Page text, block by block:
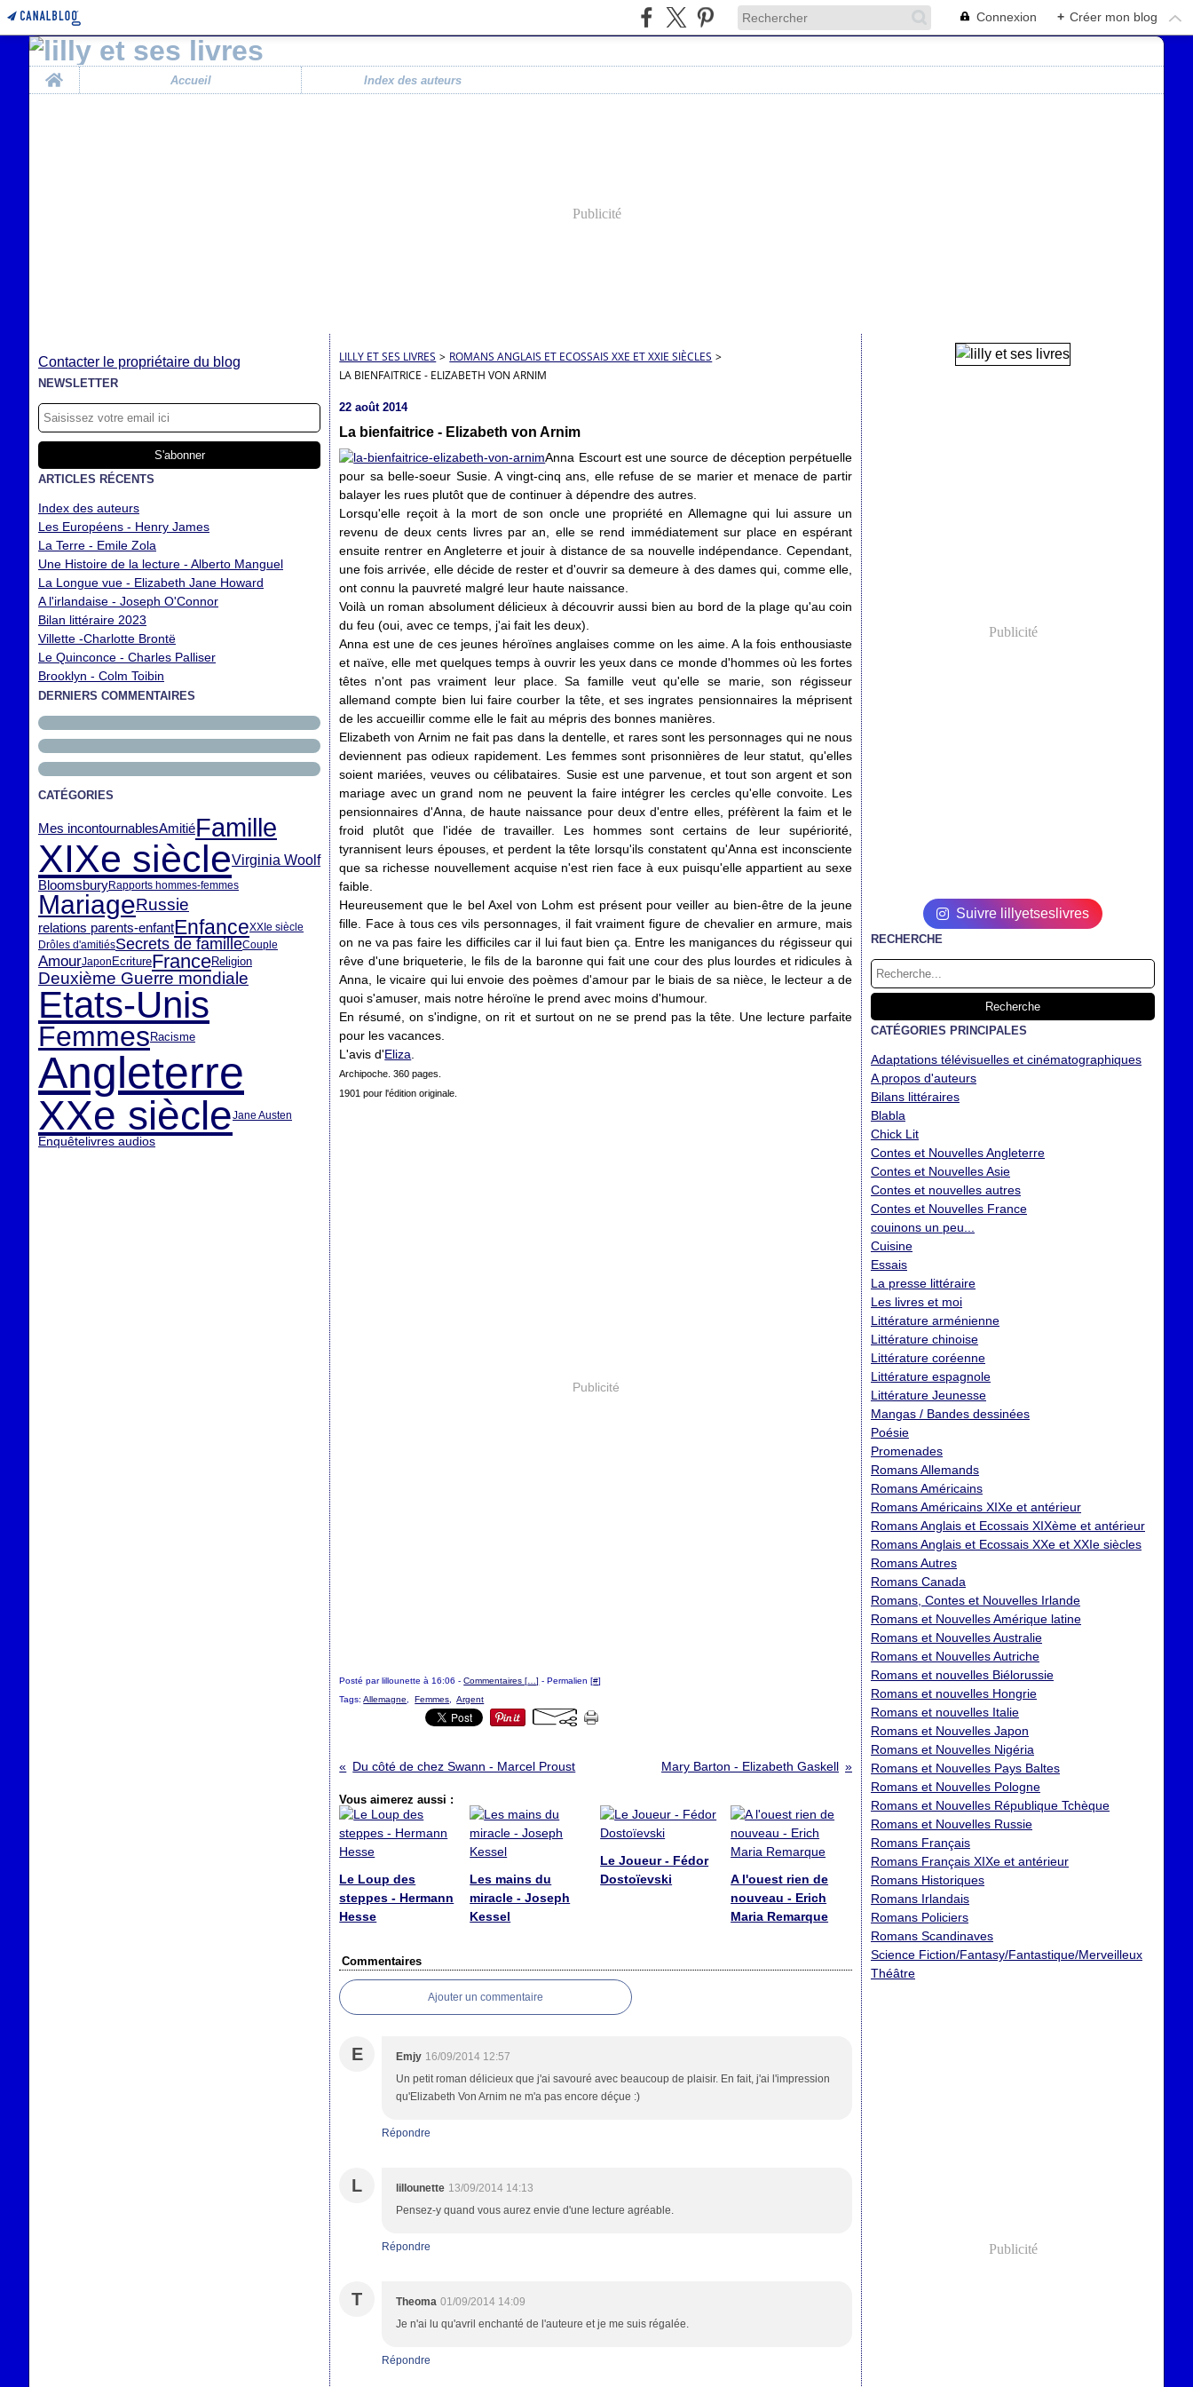
Connexion + Créer mon blog
Home
Accueil Index des auteurs
Publicité
Contacter le propriétaire du blog
NEWSLETTER
ARTICLES RÉCENTS
Index des auteurs
Les Européens - Henry James
La Terre - Emile Zola
Une Histoire de la lecture - Alberto Manguel
La Longue vue - Elizabeth Jane Howard
A l'irlandaise - Joseph O'Connor
Bilan littéraire 2023
Villette -Charlotte Brontë
Le Quinconce - Charles Palliser
Brooklyn - Colm Toibin
DERNIERS COMMENTAIRES
CATÉGORIES
Mes incontournablesAmitiéFamille
XIXe siècleVirginia Woolf
BloomsburyRapports hommes-femmes
MariageRussie
relations parents-enfantEnfanceXXIe siècle
Drôles d'amitiésSecrets de familleCouple
AmourJaponEcritureFranceReligion
Deuxième Guerre mondiale
Etats-Unis
FemmesRacisme
Angleterre
XXe siècleJane Austen
Enquêtelivres audios
LILLY ET SES LIVRES > ROMANS ANGLAIS ET ECOSSAIS XXE ET XXIE SIÈCLES >
LA BIENFAITRICE - ELIZABETH VON ARNIM
22 août 2014
La bienfaitrice - Elizabeth von Arnim
Anna Escourt est une source de déception perpétuelle
pour sa belle-soeur Susie. A vingt-cinq ans, elle refuse de se marier et menace de partir
balayer les rues plutôt que de continuer à dépendre des autres.
Lorsqu'elle reçoit à la mort de son oncle une propriété en Allemagne qui lui assure un
revenu de deux cents livres par an, elle se rend immédiatement sur place en espérant
ensuite rentrer en Angleterre et jouir à distance de sa nouvelle indépendance. Cependant,
une fois arrivée, elle décide de rester et d'ouvrir sa demeure à des dames qui, comme elle,
ont connu la pauvreté malgré leur haute naissance.
Voilà un roman absolument délicieux à découvrir aussi bien au bord de la plage qu'au coin
du feu (oui, avec ce temps, j'ai fait les deux).
Anna est une de ces jeunes héroïnes anglaises comme on les aime. A la fois enthousiaste
et naïve, elle met quelques temps à ouvrir les yeux dans ce monde d'hommes où les fortes
têtes n'ont pas vraiment leur place. Sa famille veut qu'elle se marie, son régisseur
allemand compte bien lui faire courber la tête, et ses ingrates pensionnaires la méprisent
de les accueillir comme elle le fait au mépris des bonnes manières.
Elizabeth von Arnim ne fait pas dans la dentelle, et rares sont les personnages qui ne nous
deviennent pas odieux rapidement. Les femmes sont prisonnières de leur statut, qu'elles
soient mariées, veuves ou célibataires. Susie est une parvenue, et tout son argent et son
mariage avec un grand nom ne peuvent la faire intégrer les cercles qu'elle convoite. Les
pensionnaires d'Anna, de haute naissance pour deux d'entre elles, préfèrent la faim et le
froid plutôt que l'idée de travailler. Les hommes sont certains de leur supériorité,
tyrannisent leurs épouses, et perdent la tête lorsqu'ils constatent qu'Anna est inconsciente
que sa richesse nouvellement acquise n'est rien face à eux puisqu'elle appartient au sexe
faible.
Heureusement que le bel Axel von Lohm est présent pour veiller au bien-être de la jeune
fille. Face à tous ces vils personnages, il fait vraiment figure de chevalier en armure, mais
on ne va pas faire les difficiles car il lui faut bien ça. Entre les manigances du régisseur qui
rêve d'une briqueterie, le fils de la baronne qui fait une cour des plus lourdes et ridicules à
Anna, le vicaire qui lui envoie des poèmes d'amour par le biais de sa nièce, le lecteur a de
quoi s'amuser, mais notre héroïne le prend avec moins d'humour.
En résumé, on s'indigne, on rit et surtout on ne se prend pas la tête. Une lecture parfaite
pour les vacances.
L'avis d'Eliza
Archipoche. 360 pages.
1901 pour l'édition originale.
Publicité
Posté par lillounette à 16:06 -Commentaires [ …] - Permalien [#]
Tags:Allemagne ,Femmes ,Argent
Du côté de chez Swann - Marcel Proust Mary Barton - Elizabeth Gaskell
Vous aimerez aussi :
Le Loup des
steppes - Hermann
Hesse
Les mains du
miracle - Joseph
Kessel
Le Joueur - Fédor
Dostoïevski
A l'ouest rien de
nouveau - Erich
Maria Remarque
Commentaires
Ajouter un commentaire
E Emjy 16/09/2014 12:57
Un petit roman délicieux que j'ai savouré avec beaucoup de plaisir. En fait, j'ai l'impression
qu'Elizabeth Von Arnim ne m'a pas encore déçue :)
Répondre
L lillounette 13/09/2014 14:13
Pensez-y quand vous aurez envie d'une lecture agréable.
Répondre
T Theoma 01/09/2014 14:09
Je n'ai lu qu'avril enchanté de l'auteure et je me suis régalée.
Répondre
Publicité
Suivre lillyetseslivres
RECHERCHE
CATÉGORIES PRINCIPALES
Adaptations télévisuelles et cinématographiques
A propos d'auteurs
Bilans littéraires
Blabla
Chick Lit
Contes et Nouvelles Angleterre
Contes et Nouvelles Asie
Contes et nouvelles autres
Contes et Nouvelles France
couinons un peu...
Cuisine
Essais
La presse littéraire
Les livres et moi
Littérature arménienne
Littérature chinoise
Littérature coréenne
Littérature espagnole
Littérature Jeunesse
Mangas / Bandes dessinées
Poésie
Promenades
Romans Allemands
Romans Américains
Romans Américains XIXe et antérieur
Romans Anglais et Ecossais XIXème et antérieur
Romans Anglais et Ecossais XXe et XXIe siècles
Romans Autres
Romans Canada
Romans, Contes et Nouvelles Irlande
Romans et Nouvelles Amérique latine
Romans et Nouvelles Australie
Romans et Nouvelles Autriche
Romans et nouvelles Biélorussie
Romans et nouvelles Hongrie
Romans et nouvelles Italie
Romans et Nouvelles Japon
Romans et Nouvelles Nigéria
Romans et Nouvelles Pays Baltes
Romans et Nouvelles Pologne
Romans et Nouvelles République Tchèque
Romans et Nouvelles Russie
Romans Français
Romans Français XIXe et antérieur
Romans Historiques
Romans Irlandais
Romans Policiers
Romans Scandinaves
Science Fiction/Fantasy/Fantastique/Merveilleux
Théâtre
Publicité